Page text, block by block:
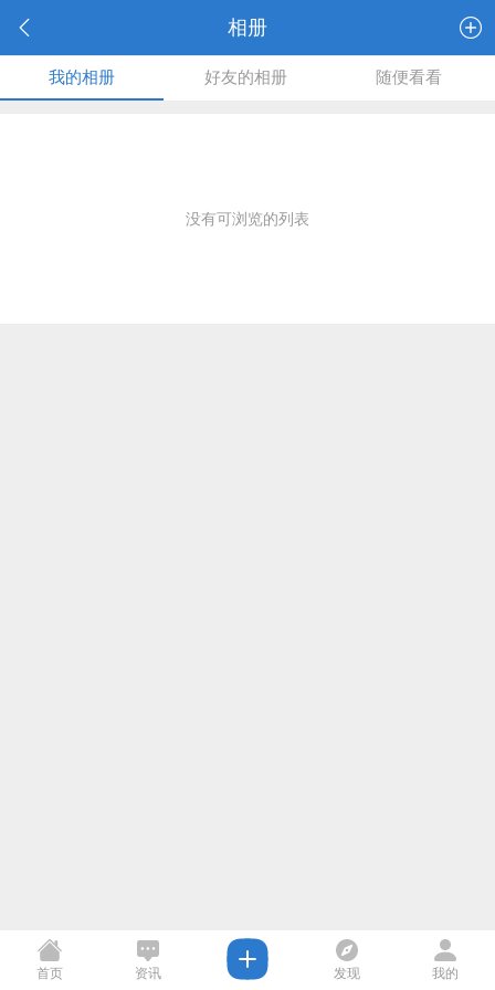
相册
我的相册 好友的相册 随便看看
没有可浏览的列表
首页 资讯 发现 我的